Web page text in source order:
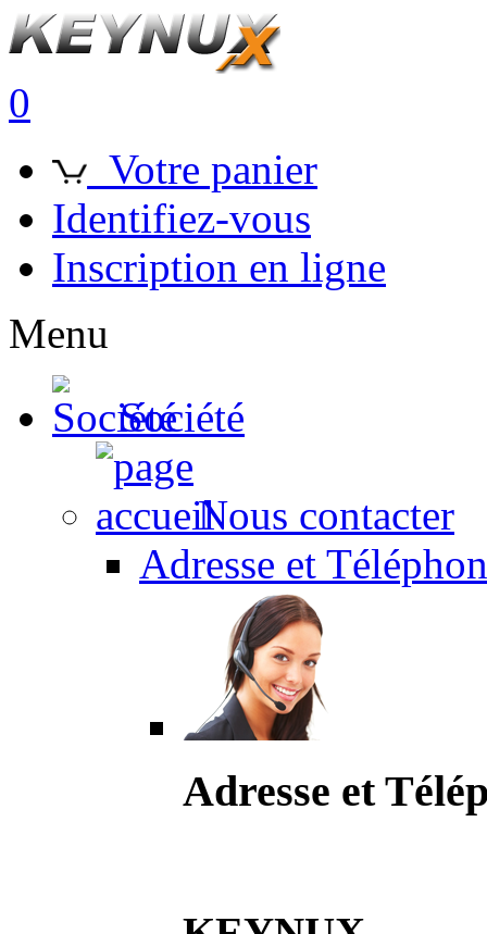
0
Votre panier
Identifiez-vous
Inscription en ligne
Menu
Société
Nous contacter
Adresse et
Adresse et